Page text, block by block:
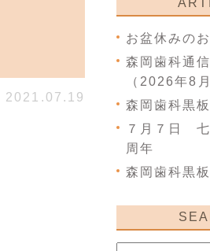
2021.07.19
お盆休みの
森岡歯科通
（2026年8月
森岡歯科黒
７月７日
周年
森岡歯科黒